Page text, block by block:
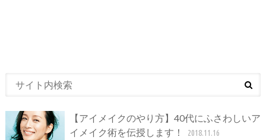
【アイメイクのやり方】40代にふさわしいア
イメイク術を伝授します！
2018.11.16